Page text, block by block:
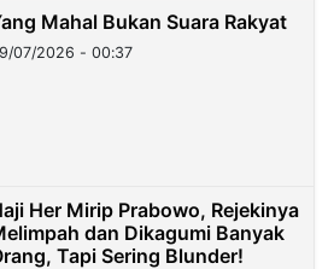
Mahal Bukan Suara Rakyat
07/2026 - 00:37
Her Mirip Prabowo, Rejekinya
dan Dikagumi Banyak
Tapi Sering Blunder!